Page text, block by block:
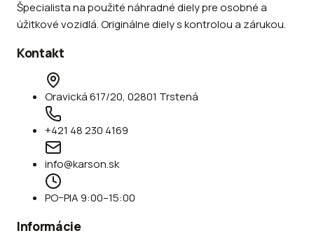
Špecialista na použité náhradné diely pre osobné a
úžitkové vozidlá. Originálne diely s kontrolou a zárukou.
Kontakt
Oravická 617/20, 02801 Trstená
+421 48 230 4169
info@karson.sk
PO–PIA 9:00–15:00
Informácie